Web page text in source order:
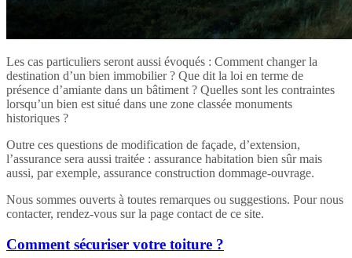
Les cas particuliers seront aussi évoqués : Comment changer la
destination d’un bien immobilier ? Que dit la loi en terme de
présence d’amiante dans un bâtiment ? Quelles sont les contraintes
lorsqu’un bien est situé dans une zone classée monuments
historiques ?
Outre ces questions de modification de façade, d’extension,
l’assurance sera aussi traitée : assurance habitation bien sûr mais
aussi, par exemple, assurance construction dommage-ouvrage.
Nous sommes ouverts à toutes remarques ou suggestions. Pour nous
contacter, rendez-vous sur la page contact de ce site.
Comment sécuriser votre toiture ?